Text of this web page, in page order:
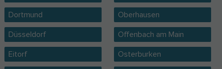
Dortmund
Düsseldorf
Eitorf
Oberhausen
Offenbach am Main
Osterburken